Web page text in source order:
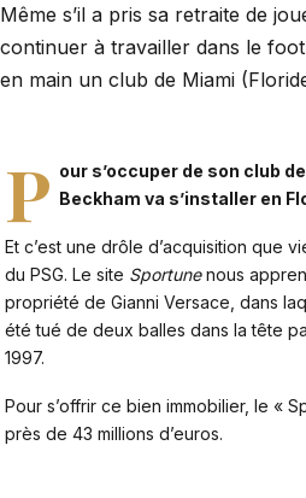
Même s’il a pris sa retraite de
continuer à travailler dans le
en main un club de Miami
P our s’occuper de son club
Beckham va s’installer en
Et c’est une drôle d’acquisition que
du PSG. Le site Sportunenous
propriété de Gianni Versace, dans
été tué de deux balles dans la tête
1997.
Pour s’offrir ce bien immobilier, le «
près de 43 millions d’euros.